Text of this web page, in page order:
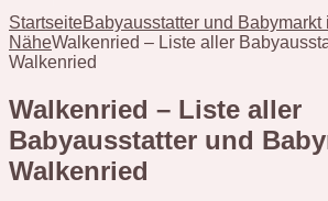
StartseiteBabyausstatter und Babymarkt
NäheWalkenried – Liste aller
Walkenried
Walkenried – Liste aller
Babyausstatter und
Walkenried